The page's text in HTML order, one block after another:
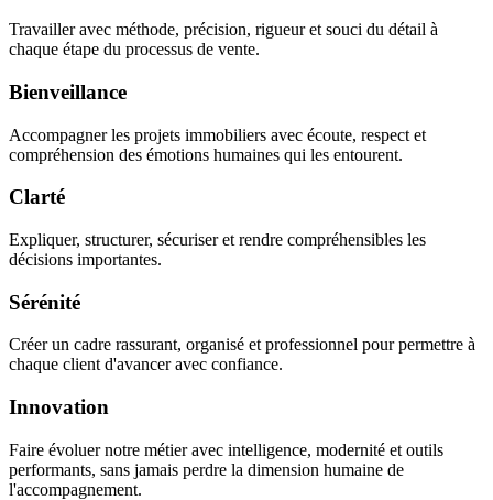
Travailler avec méthode, précision, rigueur et souci du détail à
chaque étape du processus de vente.
Bienveillance
Accompagner les projets immobiliers avec écoute, respect et
compréhension des émotions humaines qui les entourent.
Clarté
Expliquer, structurer, sécuriser et rendre compréhensibles les
décisions importantes.
Sérénité
Créer un cadre rassurant, organisé et professionnel pour permettre à
chaque client d'avancer avec confiance.
Innovation
Faire évoluer notre métier avec intelligence, modernité et outils
performants, sans jamais perdre la dimension humaine de
l'accompagnement.